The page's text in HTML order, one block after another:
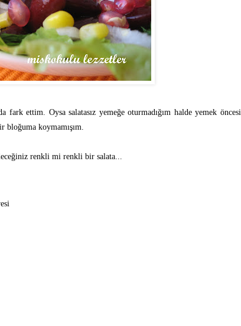
fark ettim. Oysa salatasız yemeğe oturmadığım halde yemek öncesi
koymamışım.
renkli mi renkli bir salata...